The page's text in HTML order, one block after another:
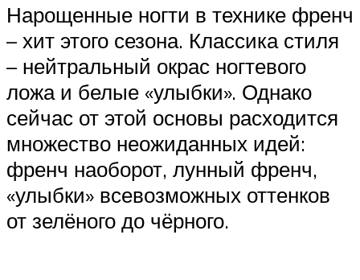
Нарощенные ногти в технике френч
– хит этого сезона. Классика стиля
– нейтральный окрас ногтевого
ложа и белые «улыбки». Однако
сейчас от этой основы расходится
множество неожиданных идей:
френч наоборот, лунный френч,
«улыбки» всевозможных оттенков
от зелёного до чёрного.